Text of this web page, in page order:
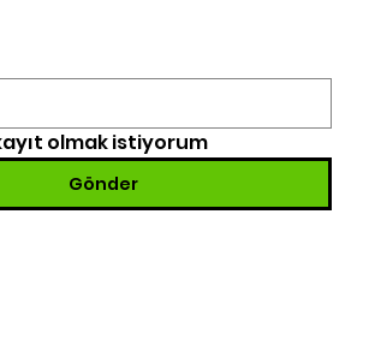
olmak istiyorum
Gönder